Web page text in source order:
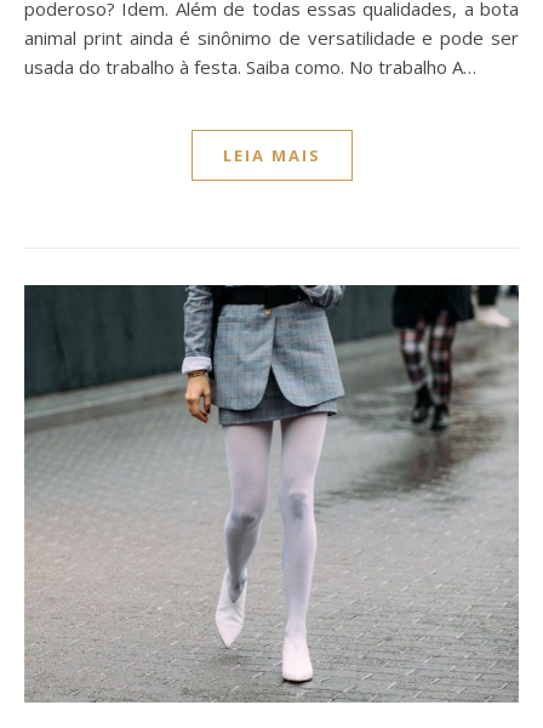
poderoso? Idem. Além de todas essas qualidades, a bota
animal print ainda é sinônimo de versatilidade e pode ser
usada do trabalho à festa. Saiba como. No trabalho A…
LEIA MAIS